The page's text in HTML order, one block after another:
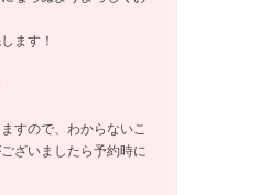
ます！
すので、わからないこ
ざいましたら予約時に